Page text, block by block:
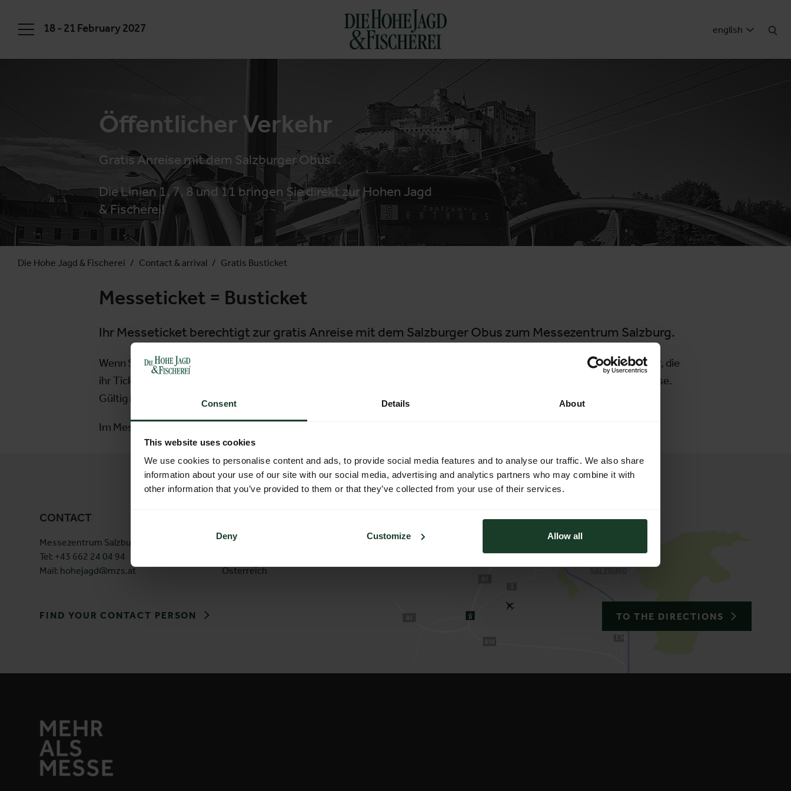
Consent Details About
This website uses cookies
We use cookies to personalise content and ads, to provide social media features and to analyse our traffic. We also share
information about your use of our site with our social media, advertising and analytics partners who may combine it with
other information that you’ve provided to them or that they’ve collected from your use of their services.
Deny Customize Allow all
18 - 21 February 2027 english
Öffentlicher Verkehr
Gratis Anreise mit dem Salzburger Obus
Die Linien 1, 7, 8 und 11 bringen Sie direkt zur Hohen Jagd
& Fischerei!
Die Hohe Jagd & Fischerei Contact & arrival Gratis Busticket
Messeticket = Busticket
Ihr Messeticket berechtigt zur gratis Anreise mit dem Salzburger Obus zum Messezentrum Salzburg.
Wenn Sie bereits ein Onlineticket erworben haben, zeigen Sie dieses bitte bei Zustieg dem Busfahrer vor. Messebesucher, die
ihr Ticket vor Ort am Messegelände erwerben, nutzen bitte das unten angeführte Anreise-Ticket für die kostenlose Anreise.
Gültig in digitaler (am Mobiltelefon) und ausgedruckter Form.
Im Messezentrum Salzburg erhalten Sie eine kostenlose Einzelfahrkarte für Ihre Rückfahrt.
CONTACT
Messezentrum Salzburg GmbH
Tel: +43 662 24 04 94
Mail: hohejagd@mzs.at
Am Messezentrum 1
Österreich
FIND YOUR CONTACT PERSON TO THE DIRECTIONS